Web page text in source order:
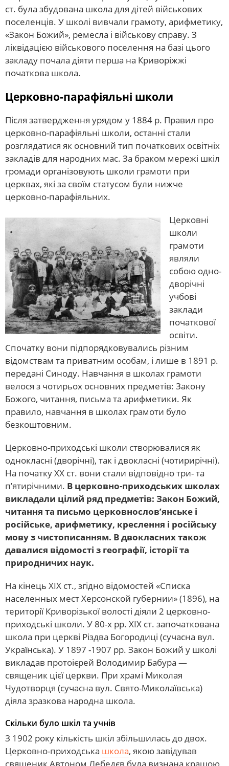
ст. була збудована школа для дітей військових
поселенців. У школі вивчали грамоту, арифметику,
«Закон Божий», ремесла і військову справу. З
ліквідацією військового поселення на базі цього
закладу почала діяти перша на Криворіжжі
початкова школа.
Церковно-парафіяльні школи
Після затвердження урядом у 1884 р. Правил про
церковно-парафіяльні школи, останні стали
розглядатися як основний тип початкових освітніх
закладів для народних мас. За браком мережі шкіл
громади організовують школи грамоти при
церквах, які за своїм статусом були нижче
церковно-парафіяльних.
Церковні
школи
грамоти
являли
собою одно-
дворічні
учбові
заклади
початкової
освіти.
Спочатку вони підпорядковувались різним
відомствам та приватним особам, і лише в 1891 р.
передані Синоду. Навчання в школах грамоти
велося з чотирьох основних предметів: Закону
Божого, читання, письма та арифметики. Як
правило, навчання в школах грамоти було
безкоштовним.
Церковно-приходські школи створювалися як
однокласні (дворічні), так і двокласні (чотирирічні).
На початку ХХ ст. вони стали відповідно три- та
п’ятирічними. В церковно-приходських школах
викладали цілий ряд предметів: Закон Божий,
читання та письмо церковнослов’янське і
російське, арифметику, креслення і російську
мову з чистописанням. В двокласних також
давалися відомості з географії, історії та
природничих наук.
На кінець ХІХ ст., згідно відомостей «Списка
населенных мест Херсонской губернии» (1896), на
території Криворізької волості діяли 2 церковно-
приходські школи. У 80-х рр. ХІХ ст. започаткована
школа при церкві Різдва Богородиці (сучасна вул.
Українська). У 1897 -1907 рр. Закон Божий у школі
викладав протоієрей Володимир Бабура —
священик цієї церкви. При храмі Миколая
Чудотворця (сучасна вул. Свято-Миколаївська)
діяла зразкова народна школа.
Скільки було шкіл та учнів
З 1902 року кількість шкіл збільшилась до двох.
Церковно-приходська школа, якою завідував
священик Автоном Лебедєв була визнана кращою